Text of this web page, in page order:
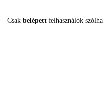
Csak belépett felhasználók